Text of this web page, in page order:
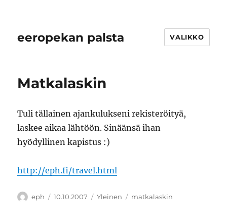
eeropekan palsta VALIKKO
Matkalaskin
Tuli tällainen ajankulukseni rekisteröityä,
laskee aikaa lähtöön. Sinäänsä ihan
hyödyllinen kapistus :)
http://eph.fi/travel.html
Kirjoittaja
eph Julkaistu
10.10.2007 Kategoriat
Yleinen Avainsanat
matkalaskin